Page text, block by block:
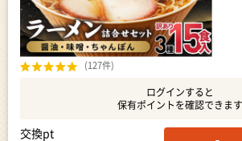
(127件)
ログインすると
保有ポイントを確認できます
交換pt